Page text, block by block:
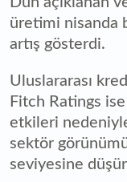
üretimi nisanda
artış gösterdi.
Uluslararası
Fitch Ratings
etkileri
sektör
seviyesine